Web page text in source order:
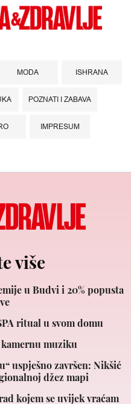
MODA ISHRANA
POZNATI I ZABAVA
IMPRESUM
više
u Budvi i 20% popusta
ritual u svom domu
muziku
uspješno završen: Nikšić
džez mapi
kojem se uvijek vraćam